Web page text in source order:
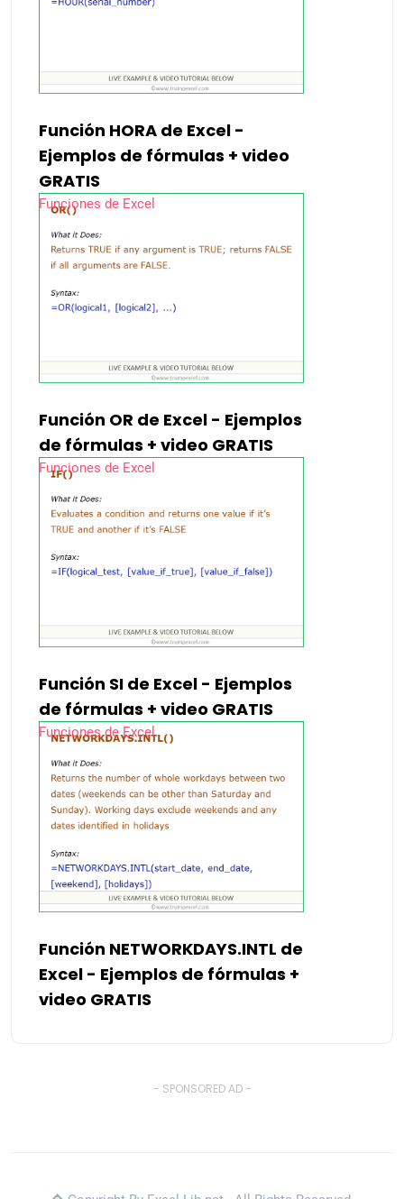
Función HORA de Excel -
Ejemplos de fórmulas + video
GRATIS
Funciones de Excel
Función OR de Excel - Ejemplos
de fórmulas + video GRATIS
Funciones de Excel
Función SI de Excel - Ejemplos
de fórmulas + video GRATIS
Funciones de Excel
Función NETWORKDAYS.INTL de
Excel - Ejemplos de fórmulas +
video GRATIS
- SPONSORED AD -